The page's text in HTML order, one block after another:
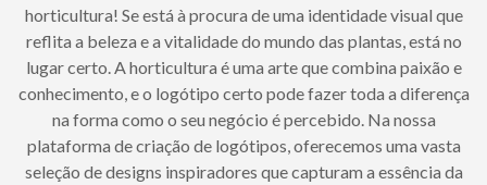
horticultura! Se está à procura de uma identidade visual que
reflita a beleza e a vitalidade do mundo das plantas, está no
lugar certo. A horticultura é uma arte que combina paixão e
conhecimento, e o logótipo certo pode fazer toda a diferença
na forma como o seu negócio é percebido. Na nossa
plataforma de criação de logótipos, oferecemos uma vasta
seleção de designs inspiradores que capturam a essência da